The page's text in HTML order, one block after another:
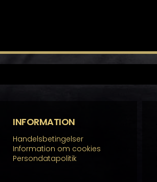
INFORMATION
Handelsbetingelser
Information om cookies
Persondatapolitik